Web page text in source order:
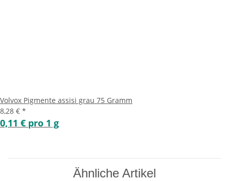
Volvox Pigmente assisi grau 75 Gramm
8,28 € *
0,11 € pro 1 g
Ähnliche Artikel